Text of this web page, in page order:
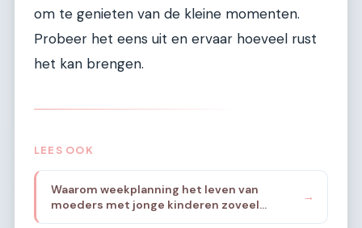
om te genieten van de kleine momenten.
Probeer het eens uit en ervaar hoeveel rust
het kan brengen.
LEES OOK
Waarom weekplanning het leven van
moeders met jonge kinderen zoveel
rustiger maakt
→